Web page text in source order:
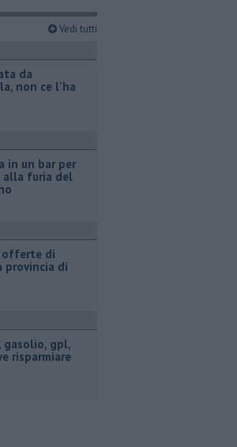
Vedi tutti
da
non ce l'ha
in un bar per
alla furia del
di
provincia di
gasolio, gpl,
risparmiare